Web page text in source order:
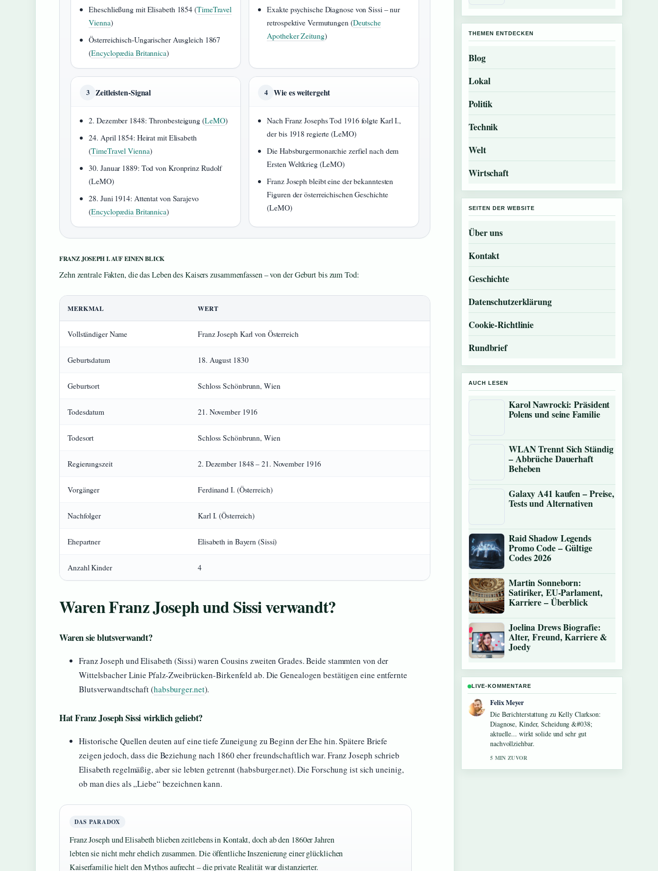
Eheschließung mit Elisabeth 1854 (TimeTravel
Vienna)
Österreichisch-Ungarischer Ausgleich 1867
(Encyclopædia Britannica)
Exakte psychische Diagnose von Sissi – nur
retrospektive Vermutungen (Deutsche
Apotheker Zeitung)
3 Zeitleisten-Signal
2. Dezember 1848: Thronbesteigung (LeMO)
24. April 1854: Heirat mit Elisabeth
(TimeTravel Vienna)
30. Januar 1889: Tod von Kronprinz Rudolf
(LeMO)
28. Juni 1914: Attentat von Sarajevo
(Encyclopædia Britannica)
4 Wie es weitergeht
Nach Franz Josephs Tod 1916 folgte Karl I.,
der bis 1918 regierte (LeMO)
Die Habsburgermonarchie zerfiel nach dem
Ersten Weltkrieg (LeMO)
Franz Joseph bleibt eine der bekanntesten
Figuren der österreichischen Geschichte
(LeMO)
FRANZ JOSEPH I. AUF EINEN BLICK
Zehn zentrale Fakten, die das Leben des Kaisers zusammenfassen – von der Geburt bis zum Tod:
MERKMAL WERT
Vollständiger Name Franz Joseph Karl von Österreich
Geburtsdatum 18. August 1830
Geburtsort Schloss Schönbrunn, Wien
Todesdatum 21. November 1916
Todesort Schloss Schönbrunn, Wien
Regierungszeit 2. Dezember 1848 – 21. November 1916
Vorgänger Ferdinand I. (Österreich)
Nachfolger Karl I. (Österreich)
Ehepartner Elisabeth in Bayern (Sissi)
Anzahl Kinder 4
Waren Franz Joseph und Sissi verwandt?
Waren sie blutsverwandt?
Franz Joseph und Elisabeth (Sissi) waren Cousins zweiten Grades. Beide stammten von der
Wittelsbacher Linie Pfalz-Zweibrücken-Birkenfeld ab. Die Genealogen bestätigen eine entfernte
Blutsverwandtschaft (habsburger.net).
Hat Franz Joseph Sissi wirklich geliebt?
Historische Quellen deuten auf eine tiefe Zuneigung zu Beginn der Ehe hin. Spätere Briefe
zeigen jedoch, dass die Beziehung nach 1860 eher freundschaftlich war. Franz Joseph schrieb
Elisabeth regelmäßig, aber sie lebten getrennt (habsburger.net). Die Forschung ist sich uneinig,
ob man dies als „Liebe“ bezeichnen kann.
DAS PARADOX
Franz Joseph und Elisabeth blieben zeitlebens in Kontakt, doch ab den 1860er Jahren
lebten sie nicht mehr ehelich zusammen. Die öffentliche Inszenierung einer glücklichen
Kaiserfamilie hielt den Mythos aufrecht – die private Realität war distanzierter.
THEMEN ENTDECKEN
Blog
Lokal
Politik
Technik
Welt
Wirtschaft
SEITEN DER WEBSITE
Über uns
Kontakt
Geschichte
Datenschutzerklärung
Cookie-Richtlinie
Rundbrief
AUCH LESEN
Karol Nawrocki: Präsident
Polens und seine Familie
WLAN Trennt Sich Ständig
– Abbrüche Dauerhaft
Beheben
Galaxy A41 kaufen – Preise,
Tests und Alternativen
Raid Shadow Legends
Promo Code – Gültige
Codes 2026
Martin Sonneborn:
Satiriker, EU-Parlament,
Karriere – Überblick
Joelina Drews Biografie:
Alter, Freund, Karriere &
Joedy
LIVE-KOMMENTARE
Laura Becker
Gute Verifikationsarbeit zu Patrick Mahomes:
Karriere, Verletzung, Privatleben &#038;
Kontroversen. Mehr Medien sollten so
schreiben.
7 MIN ZUVOR